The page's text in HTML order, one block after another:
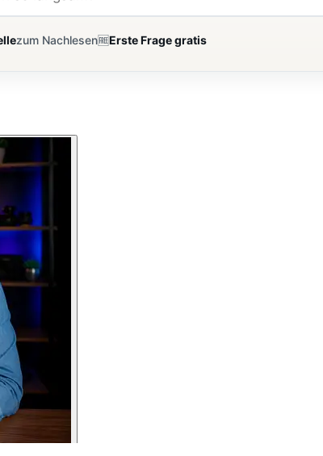
zum Nachlesen🆓Erste Frage gratis